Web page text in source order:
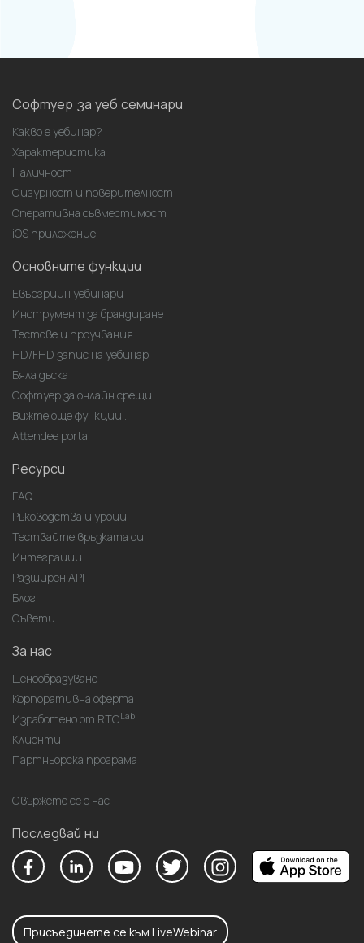
Софтуер за уеб семинари
Какво е уебинар?
Характеристика
Наличност
Сигурност и поверителност
Оперативна съвместимост
iOS приложение
Основните функции
Евъргрийн уебинари
Инструмент за брандиране
Тестове и проучвания
HD/FHD запис на уебинар
Бяла дъска
Софтуер за онлайн срещи
Вижте още функции...
Attendee portal
Ресурси
FAQ
Ръководства и уроци
Тествайте връзката си
Интеграции
Разширен API
Блог
Съвети
За нас
Ценообразуване
Корпоративна оферта
Изработено от RTCLab
Клиенти
Партньорска програма
Свържете се с нас
Последвай ни
Присъединете се към LiveWebinar